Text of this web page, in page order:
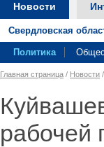
Новости
Свердловская
Политика
Главная страница / Новости /
рабочей